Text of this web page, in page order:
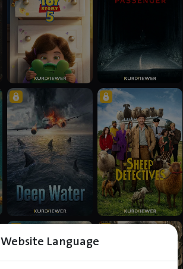
Website Language